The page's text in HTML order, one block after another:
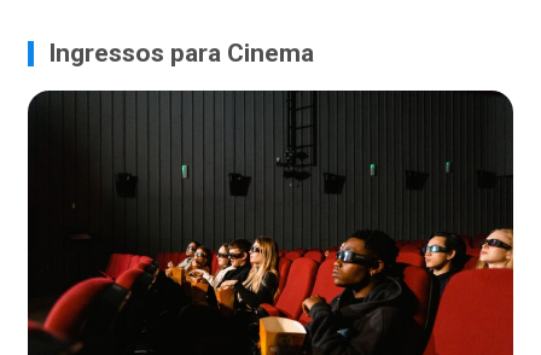
Ingressos para Cinema